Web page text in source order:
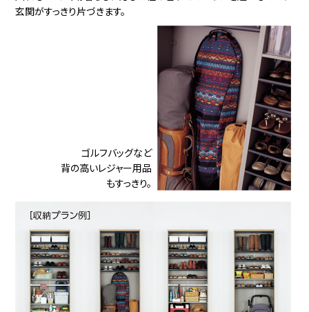
玄関がすっきり片づきます。
ゴルフバッグなど
背の高いレジャー用品
もすっきり。